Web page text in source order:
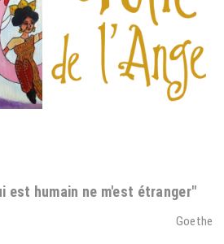
est humain ne m'est étranger"
Goethe